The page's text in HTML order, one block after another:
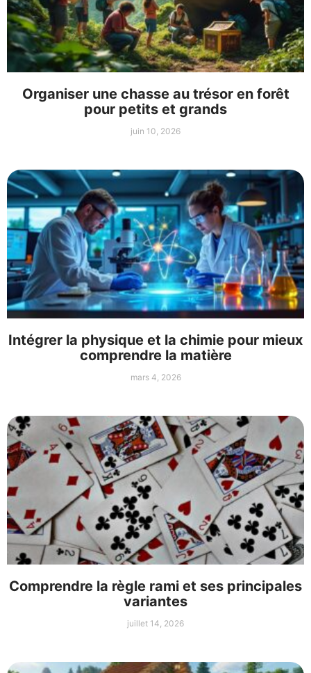
Organiser une chasse au trésor en forêt
pour petits et grands
juin 10, 2026
Intégrer la physique et la chimie pour mieux
comprendre la matière
mars 4, 2026
Comprendre la règle rami et ses principales
variantes
juillet 14, 2026